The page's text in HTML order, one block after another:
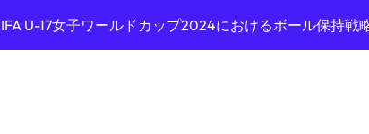
キシコU-17女子：得点の脅威、守備のミス、ゲームプラ